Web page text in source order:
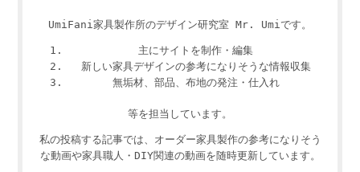
UmiFani家具製作所のデザイン研究室 Mr. Umiです。
主にサイトを制作・編集
新しい家具デザインの参考になりそうな情報収集
無垢材、部品、布地の発注・仕入れ
等を担当しています。
私の投稿する記事では、オーダー家具製作の参考になりそう
な動画や家具職人・DIY関連の動画を随時更新しています。